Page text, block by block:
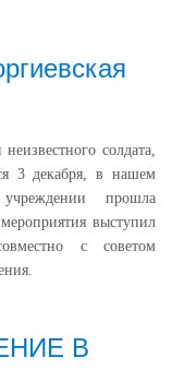
солдата,
3 декабря, в нашем
учреждении прошла
выступил
с советом
В